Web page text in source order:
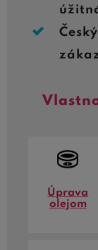
Úprava
olejom